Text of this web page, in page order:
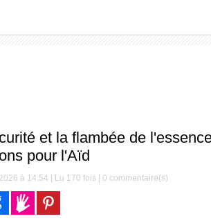
et la flambée de
pour l'Aïd
à 14:54 | Lu 170 fois |0 commentaire(s)